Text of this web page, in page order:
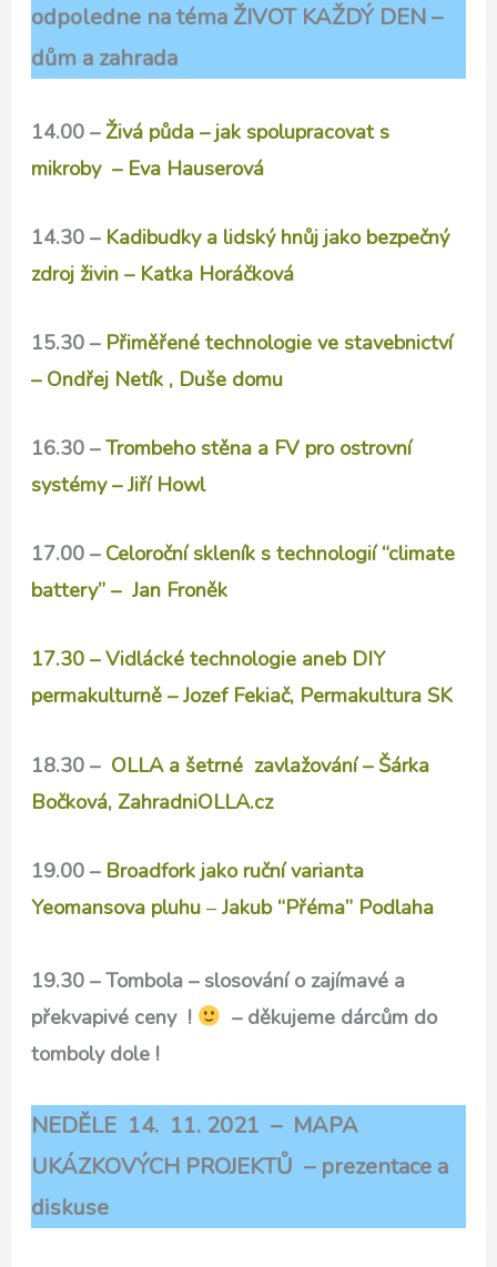
odpoledne na téma ŽIVOT KAŽDÝ DEN –
dům a zahrada
14.00 –Živá půda – jak spolupracovat s
mikroby – Eva Hauserová
14.30 – Kadibudky a lidský hnůj jako bezpečný
zdroj živin – Katka Horáčková
15.30 – Přiměřené technologie ve stavebnictví
– Ondřej Netík , Duše domu
16.30 –Trombeho stěna a FV pro ostrovní
systémy – Jiří Howl
17.00 – Celoroční skleník s technologií “climate
battery” – Jan Froněk
17.30 – Vidlácké technologie aneb DIY
permakulturně – Jozef Fekiač, Permakultura SK
18.30 – OLLA a šetrné zavlažování – Šárka
Bočková, ZahradniOLLA.cz
19.00 – Broadfork jako ruční varianta
Yeomansova pluhu –Jakub “Přéma” Podlaha
19.30 – Tombola – slosování o zajímavé a
překvapivé ceny !
– děkujeme dárcům do
tomboly dole !
NEDĚLE 14. 11. 2021 – MAPA
UKÁZKOVÝCH PROJEKTŮ – prezentace a
diskuse